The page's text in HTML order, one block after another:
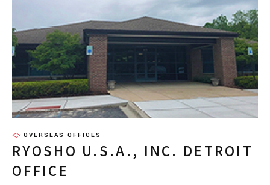
OVERSEAS OFFICES
RYOSHO U.S.A., INC. DETROIT
OFFICE